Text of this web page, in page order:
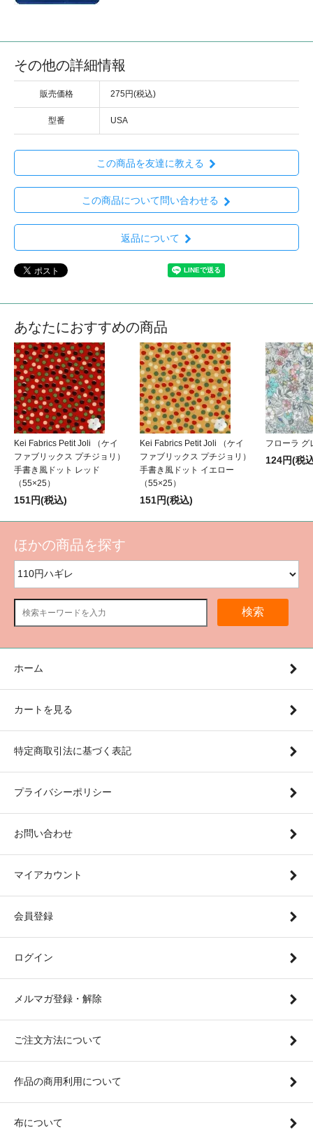
その他の詳細情報
販売価格 275円(税込)
型番 USA
この商品を友達に教える
この商品について問い合わせる
返品について
あなたにおすすめの商品
Kei Fabrics Petit Joli （ケイ
ファブリックス プチジョリ）
手書き風ドット レッド
（55×25）
151円(税込)
Kei Fabrics Petit Joli （ケイ
ファブリックス プチジョリ）
手書き風ドット イエロー
（55×25）
151円(税込)
フローラ グ
124円(税
ほかの商品を探す
検索
ホーム
カートを見る
特定商取引法に基づく表記
プライバシーポリシー
お問い合わせ
マイアカウント
会員登録
ログイン
メルマガ登録・解除
ご注文方法について
作品の商用利用について
布について